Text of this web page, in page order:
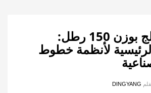
تركيب ملولج بوزن 150 رطل:
لأنظمة خطوط
DINGYANG